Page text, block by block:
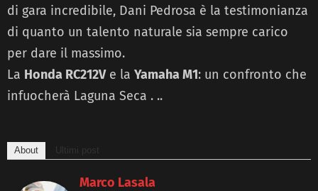
di gara incredibile, Dani Pedrosa è la testimonianza
di quanto un talento naturale sia sempre carico
per dare il massimo.
La Honda RC212Ve la Yamaha M1: un confronto che
infuocherà Laguna Seca . ..
About Ultimi post
Marco Lasala